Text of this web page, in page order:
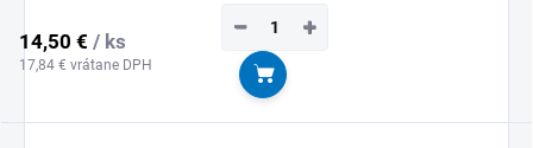
14,50 € / ks
17,84 € vrátane DPH
+
−
Do košíka